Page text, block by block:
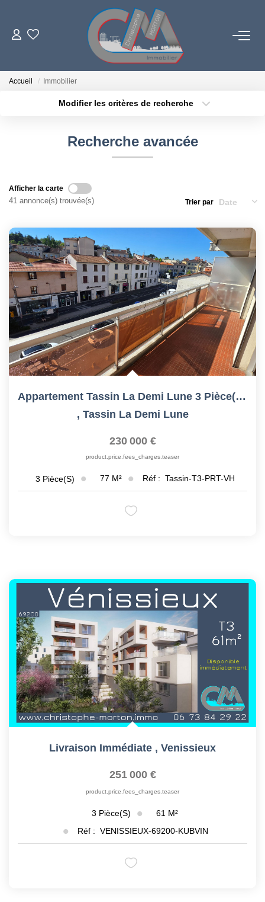
PROGRAMMES NEUFS
LE RÉSEAU
CONTACT
Accueil Immobilier
Modifier les critères de recherche
Recherche avancée
Afficher la carte
41 annonce(s) trouvée(s) Trier par
Appartement Tassin La Demi Lune 3 Pièce(s) 76 M2
, Tassin La Demi Lune
230 000 €
product.price.fees_charges.teaser
3 Pièce(s) 77 M² Réf : Tassin-T3-PRT-VH
Livraison Immédiate , Venissieux
251 000 €
product.price.fees_charges.teaser
3 Pièce(s) 61 M²
Réf : VENISSIEUX-69200-KUBVIN